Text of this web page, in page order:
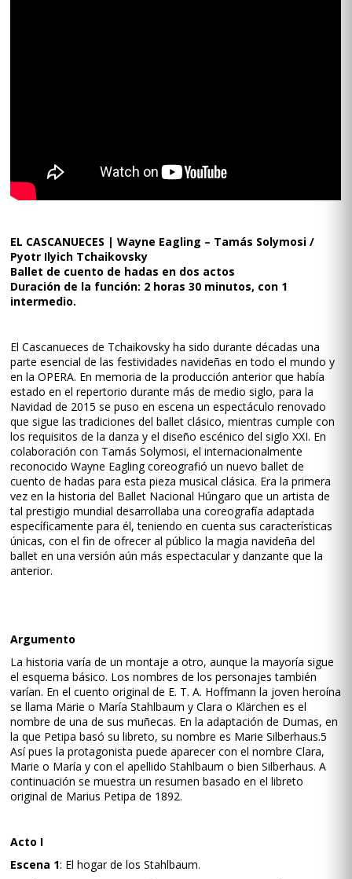
EL CASCANUECES | Wayne Eagling – Tamás Solymosi /
Pyotr Ilyich Tchaikovsky
Ballet de cuento de hadas en dos actos
Duración de la función: 2 horas 30 minutos, con 1
intermedio.
El Cascanueces de Tchaikovsky ha sido durante décadas una
parte esencial de las festividades navideñas en todo el mundo y
en la OPERA. En memoria de la producción anterior que había
estado en el repertorio durante más de medio siglo, para la
Navidad de 2015 se puso en escena un espectáculo renovado
que sigue las tradiciones del ballet clásico, mientras cumple con
los requisitos de la danza y el diseño escénico del siglo XXI. En
colaboración con Tamás Solymosi, el internacionalmente
reconocido Wayne Eagling coreografió un nuevo ballet de
cuento de hadas para esta pieza musical clásica. Era la primera
vez en la historia del Ballet Nacional Húngaro que un artista de
tal prestigio mundial desarrollaba una coreografía adaptada
específicamente para él, teniendo en cuenta sus características
únicas, con el fin de ofrecer al público la magia navideña del
ballet en una versión aún más espectacular y danzante que la
anterior.
Argumento
La historia varía de un montaje a otro, aunque la mayoría sigue
el esquema básico. Los nombres de los personajes también
varían. En el cuento original de E. T. A. Hoffmann la joven heroína
se llama Marie o María Stahlbaum y Clara o Klärchen es el
nombre de una de sus muñecas. En la adaptación de Dumas, en
la que Petipa basó su libreto, su nombre es Marie Silberhaus.5​
Así pues la protagonista puede aparecer con el nombre Clara,
Marie o María y con el apellido Stahlbaum o bien Silberhaus. A
continuación se muestra un resumen basado en el libreto
original de Marius Petipa de 1892.
Acto I
Escena 1: El hogar de los Stahlbaum.